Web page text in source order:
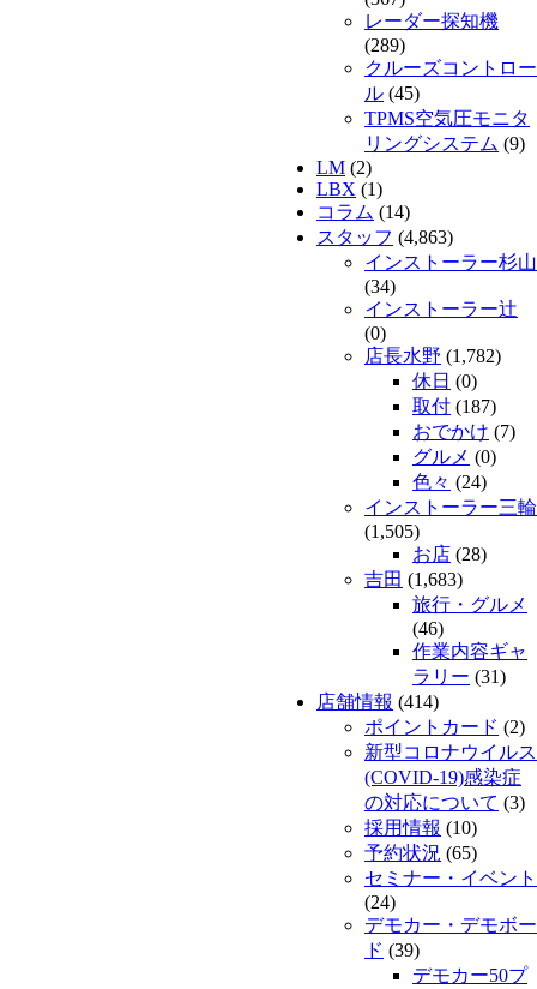
レーダー探知機
(289)
クルーズコントロー
ル (45)
TPMS空気圧モニタ
リングシステム (9)
LM (2)
LBX (1)
コラム (14)
スタッフ (4,863)
インストーラー杉山
(34)
インストーラー辻
(0)
店長水野 (1,782)
休日 (0)
取付 (187)
おでかけ (7)
グルメ (0)
色々 (24)
インストーラー三輪
(1,505)
お店 (28)
吉田 (1,683)
旅行・グルメ
(46)
作業内容ギャ
ラリー (31)
店舗情報 (414)
ポイントカード (2)
新型コロナウイルス
(COVID-19)感染症
の対応について (3)
採用情報 (10)
予約状況 (65)
セミナー・イベント
(24)
デモカー・デモボー
ド (39)
デモカー50プ